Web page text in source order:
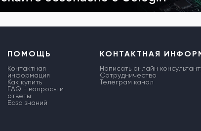
ПОМОЩЬ
Контактная
информация
Как купить
FAQ - вопросы и
ответы
База знаний
КОНТАКТНАЯ
Написать онлайн
Сотрудничество
Телеграм канал